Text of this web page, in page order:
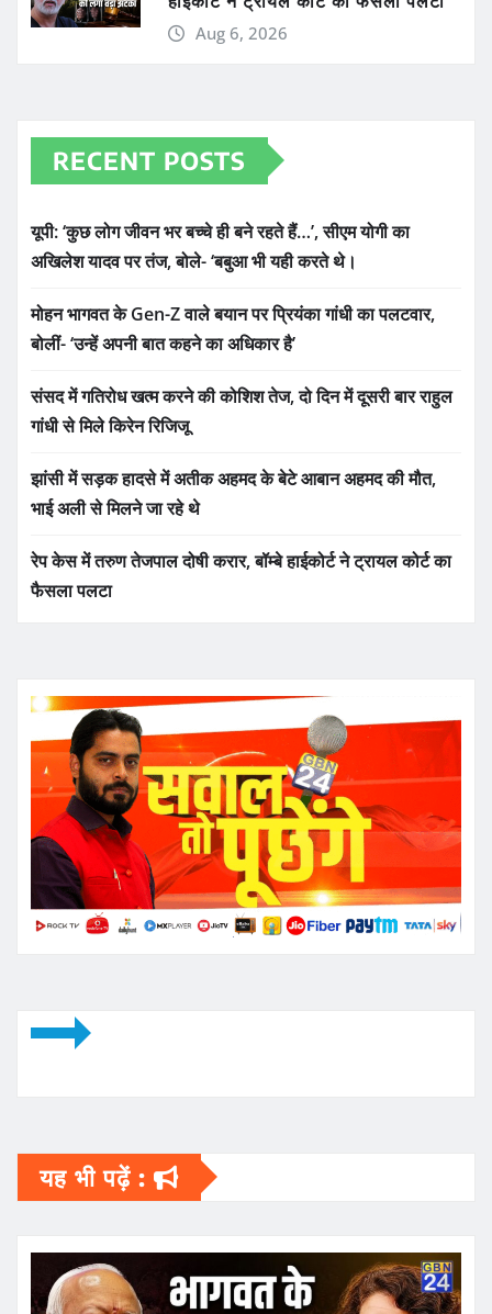
Aug 6, 2026
RECENT POSTS
यूपी: ‘कुछ लोग जीवन भर बच्चे ही बने रहते हैं…’, सीएम योगी का
अखिलेश यादव पर तंज, बोले- ‘बबुआ भी यही करते थे।
मोहन भागवत के Gen-Z वाले बयान पर प्रियंका गांधी का पलटवार,
बोलीं- ‘उन्हें अपनी बात कहने का अधिकार है’
संसद में गतिरोध खत्म करने की कोशिश तेज, दो दिन में दूसरी बार राहुल
गांधी से मिले किरेन रिजिजू
झांसी में सड़क हादसे में अतीक अहमद के बेटे आबान अहमद की मौत,
भाई अली से मिलने जा रहे थे
रेप केस में तरुण तेजपाल दोषी करार, बॉम्बे हाईकोर्ट ने ट्रायल कोर्ट का
फैसला पलटा
यह भी पढ़ें :